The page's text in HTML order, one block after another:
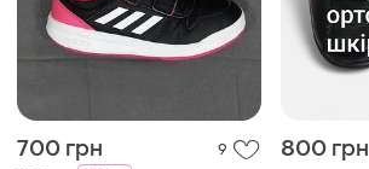
700 грн 9 800 грн